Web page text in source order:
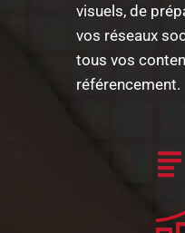
visuels, de
vos réseaux
tous vos
référencement.